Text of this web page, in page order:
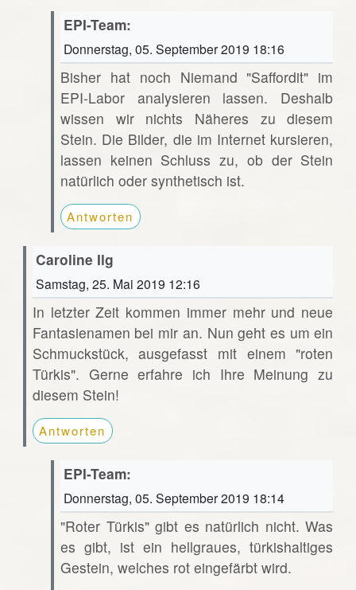
EPI-Team:
Donnerstag, 05. September 2019 18:16
Bisher hat noch Niemand "Saffordit" im
EPI-Labor analysieren lassen. Deshalb
wissen wir nichts Näheres zu diesem
Stein. Die Bilder, die im Internet kursieren,
lassen keinen Schluss zu, ob der Stein
natürlich oder synthetisch ist.
Antworten
Caroline Ilg
Samstag, 25. Mai 2019 12:16
In letzter Zeit kommen immer mehr und neue
Fantasienamen bei mir an. Nun geht es um ein
Schmuckstück, ausgefasst mit einem "roten
Türkis". Gerne erfahre ich Ihre Meinung zu
diesem Stein!
Antworten
EPI-Team:
Donnerstag, 05. September 2019 18:14
"Roter Türkis" gibt es natürlich nicht. Was
es gibt, ist ein hellgraues, türkishaltiges
Gestein, welches rot eingefärbt wird.